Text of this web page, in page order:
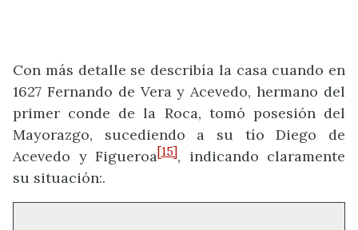
Con más detalle se describía la casa cuando en
1627 Fernando de Vera y Acevedo, hermano del
primer conde de la Roca, tomó posesión del
Mayorazgo, sucediendo a su tío Diego de
Acevedo y Figueroa[15], indicando claramente
su situación:.